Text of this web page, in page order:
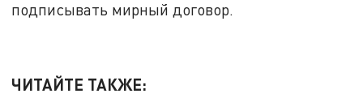
подписывать мирный договор.
ЧИТАЙТЕ ТАКЖЕ: